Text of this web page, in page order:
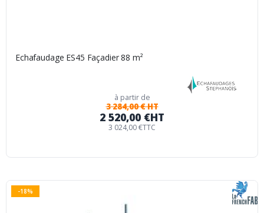
Echafaudage ES45 Façadier 88 m²
à partir de
3 284,00 € HT
2 520,00 €HT
3 024,00 €TTC
-18%